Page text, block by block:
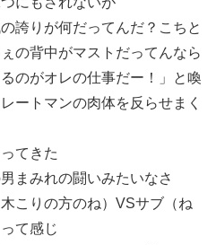
誇りが何だってんだ？こちと
の背中がマストだってんなら
のがオレの仕事だー！」と喚
ートマンの肉体を反らせまく
てきた
まみれの闘いみたいなさ
こりの方のね）VSサブ（ね
て感じ